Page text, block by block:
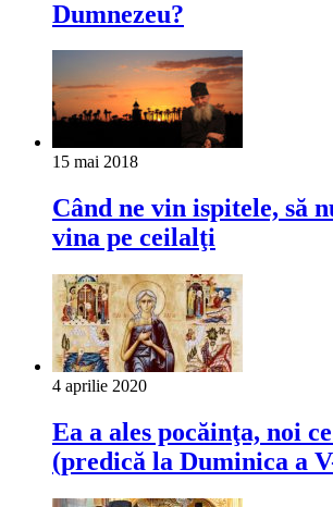
Dumnezeu?
15 mai 2018
Când ne vin ispitele, să
vina pe ceilalţi
4 aprilie 2020
Ea a ales pocăinţa, noi
(predică la Duminica a